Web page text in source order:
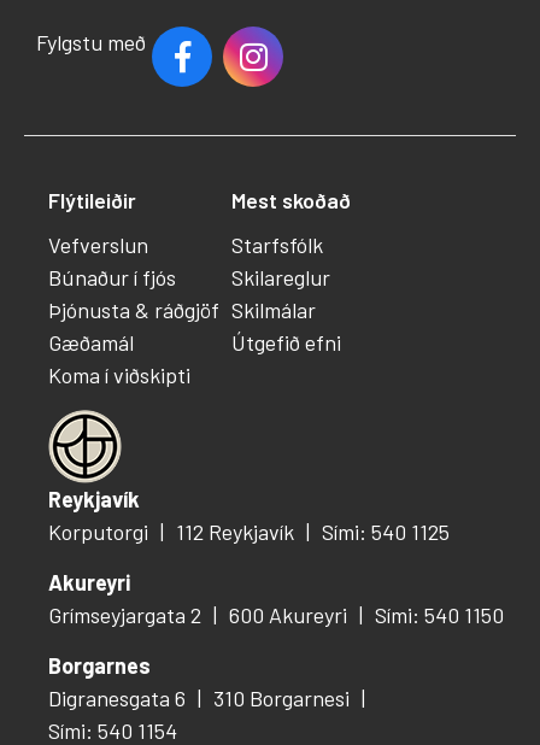
Fylgstu með
Reykjavík
Korputorgi
112 Reykjavík
Sími: 540 1125
Akureyri
Grímseyjargata 2
600 Akureyri
Sími: 540 1150
Borgarnes
Digranesgata 6
310 Borgarnesi
Sími: 540 1154
Flýtileiðir
Vefverslun
Búnaður í fjós
Þjónusta & ráðgjöf
Gæðamál
Koma í viðskipti
Mest skoðað
Starfsfólk
Skilareglur
Skilmálar
Útgefið efni